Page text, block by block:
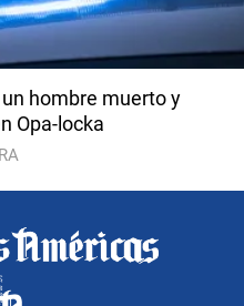
hombre muerto y
Opa-locka